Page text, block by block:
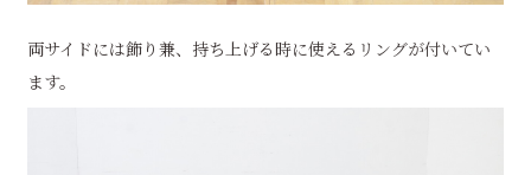
両サイドには飾り兼、持ち上げる時に使えるリングが付いてい
ます。